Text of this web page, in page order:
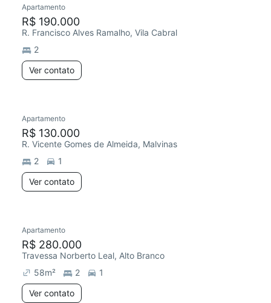
Apartamento
R$ 190.000
R. Francisco Alves Ramalho, Vila Cabral
2
Ver contato
Apartamento
R$ 130.000
R. Vicente Gomes de Almeida, Malvinas
2
1
Ver contato
Apartamento
R$ 280.000
Travessa Norberto Leal, Alto Branco
58m² 2
1
Ver contato